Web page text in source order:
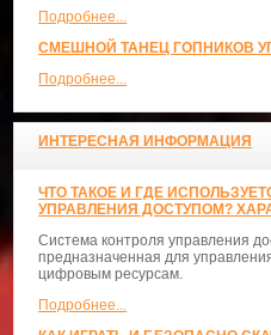
Подробнее...
СМЕШНОЙ ТАНЕЦ ГОПНИКОВ
Подробнее...
ИНТЕРЕСНАЯ ИНФОРМАЦИЯ
ЧТО ТАКОЕ И ГДЕ
УПРАВЛЕНИЯ ДОСТУПОМ?
Система контроля управления
предназначенная для
цифровым ресурсам.
Подробнее...